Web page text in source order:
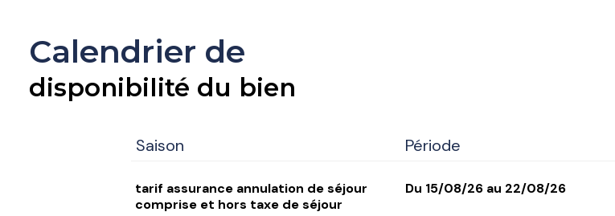
Calendrier de
disponibilité du bien
Saison Période
tarif assurance annulation de séjour
comprise et hors taxe de séjour
Du 15/08/26 au 22/08/26